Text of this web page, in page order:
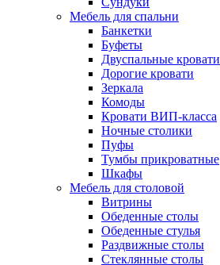
Мебель для спальни
Банкетки
Буфеты
Двуспальные кровати
Дорогие кровати
Зеркала
Комоды
Кровати ВИП-класса
Ночные столики
Пуфы
Тумбы прикроватные
Шкафы
Мебель для столовой
Витрины
Обеденные столы
Обеденные стулья
Раздвижные столы
Стеклянные столы